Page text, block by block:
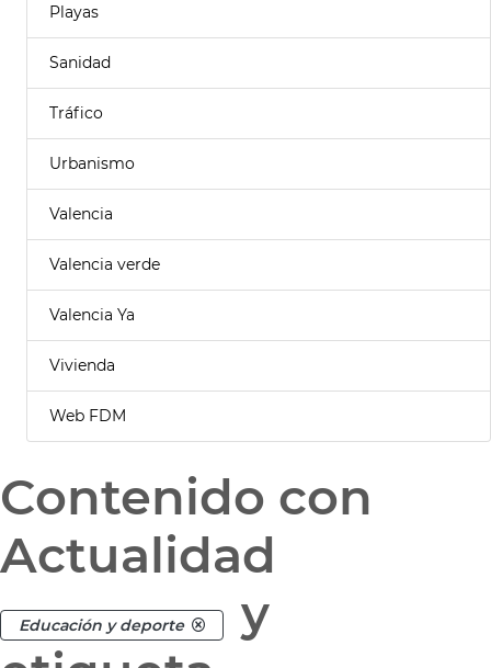
Playas
Sanidad
Tráfico
Urbanismo
Valencia
Valencia verde
Valencia Ya
Vivienda
Web FDM
Contenido con
Actualidad
Educación y deporte
y